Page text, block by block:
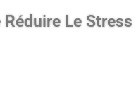
Le Stress